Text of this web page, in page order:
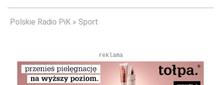
Polskie Radio PiK Sport
reklama